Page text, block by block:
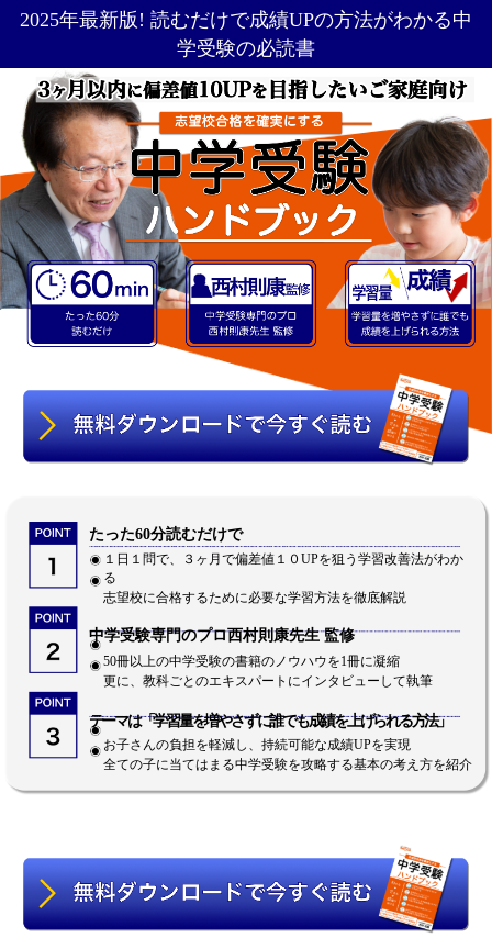
2025年最新版! 読むだけで成績UPの方法がわかる中
学受験の必読書
たった60分読むだけで
１日１問で、３ヶ月で偏差値１０UPを狙う学習改善法がわか
る
志望校に合格するために必要な学習方法を徹底解説
中学受験専門のプロ西村則康先生 監修
50冊以上の中学受験の書籍のノウハウを1冊に凝縮
更に、教科ごとのエキスパートにインタビューして執筆
テーマは「学習量を増やさずに誰でも成績を上げられる方法」
お子さんの負担を軽減し、持続可能な成績UPを実現
全ての子に当てはまる中学受験を攻略する基本の考え方を紹介